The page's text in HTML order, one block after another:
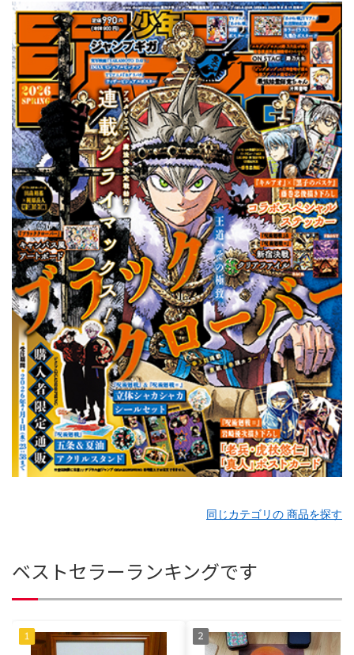
同じカテゴリの 商品を探す
ベストセラーランキングです